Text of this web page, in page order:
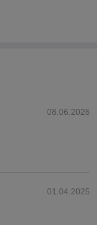
08.06.2026
01.04.2025